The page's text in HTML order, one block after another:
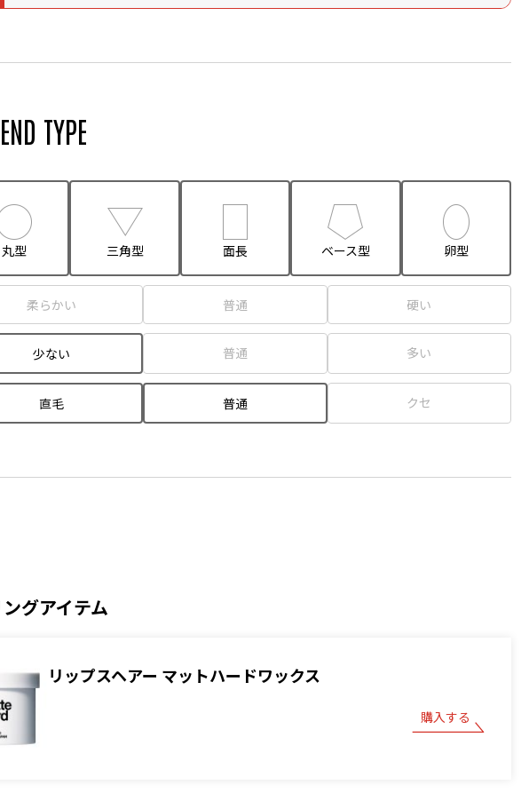
TYPE
丸型 三角型 面長 ベース型 卵型
柔らかい 普通 硬い
少ない 普通 多い
直毛 普通 クセ
グアイテム
リップスヘアー マットハードワックス
購入する